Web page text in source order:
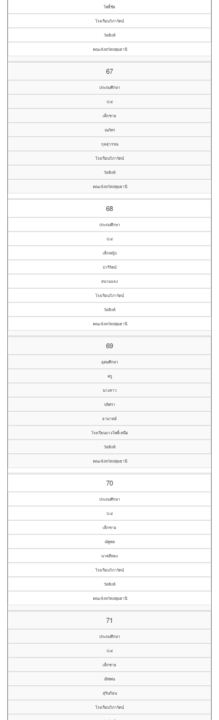
โพธิ์ชัย
โรงเรียนวิภารัตน์
วัดสิงห์
คณะจังหวัดปทุมธานี
67
ประถมศึกษา
ป.๔
เด็กชาย
ณภัทร
กุลสุวรรณ
โรงเรียนวิภารัตน์
วัดสิงห์
คณะจังหวัดปทุมธานี
68
ประถมศึกษา
ป.๔
เด็กหญิง
ปารีรัตน์
สนามแจง
โรงเรียนวิภารัตน์
วัดสิงห์
คณะจังหวัดปทุมธานี
69
อุดมศึกษา
ครู
นางสาว
นริศรา
อามาตย์
โรงเรียนบางโพธิ์เหนือ
วัดสิงห์
คณะจังหวัดปทุมธานี
70
ประถมศึกษา
ป.๔
เด็กชาย
ณัฐพล
นาคสีทอง
โรงเรียนวิภารัตน์
วัดสิงห์
คณะจังหวัดปทุมธานี
71
ประถมศึกษา
ป.๔
เด็กชาย
ณิชพน
สุรินก้อน
โรงเรียนวิภารัตน์